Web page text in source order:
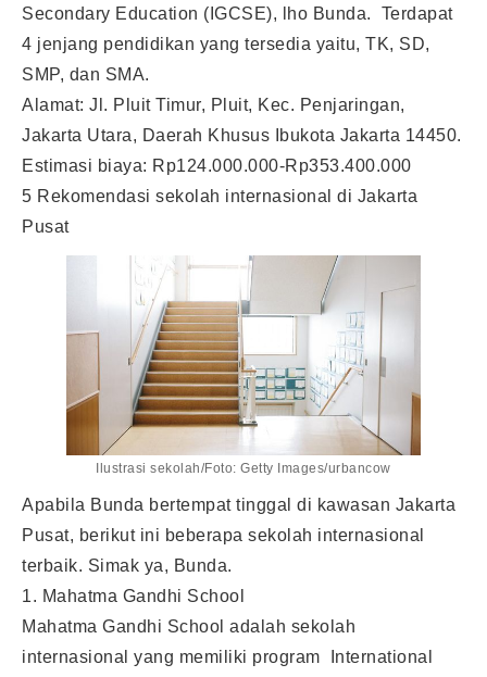
Secondary Education (IGCSE), lho Bunda. Terdapat
4 jenjang pendidikan yang tersedia yaitu, TK, SD,
SMP, dan SMA.
Alamat: Jl. Pluit Timur, Pluit, Kec. Penjaringan,
Jakarta Utara, Daerah Khusus Ibukota Jakarta 14450.
Estimasi biaya: Rp124.000.000-Rp353.400.000
5 Rekomendasi sekolah internasional di Jakarta
Pusat
Ilustrasi sekolah/Foto: Getty Images/urbancow
Apabila Bunda bertempat tinggal di kawasan Jakarta
Pusat, berikut ini beberapa sekolah internasional
terbaik. Simak ya, Bunda.
1. Mahatma Gandhi School
Mahatma Gandhi School adalah sekolah
internasional yang memiliki program International